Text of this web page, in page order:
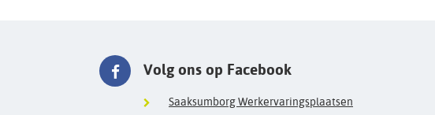
Volg ons op Facebook
Saaksumborg Werkervaringsplaatsen